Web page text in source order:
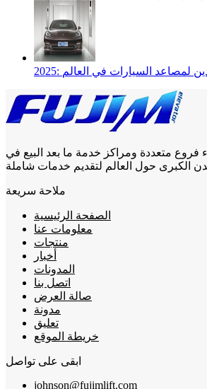
فروع متعددة ومراكز خدمة ما بعد البيع في
ملاحة سريعة
الصفحة الرئيسية
معلومات عنا
منتجات
أخبار
المدونات
اتصل بنا
صالة العرض
مدونة
تعليق
خريطة الموقع
ابقى على تواصل
johnson@fujimlift.com